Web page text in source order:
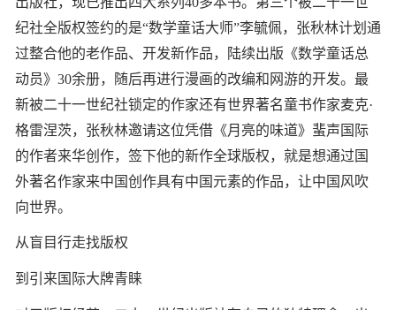
纪社全版权签约的是“数学童话大师”李毓佩，张秋林计划通
过整合他的老作品、开发新作品，陆续出版《数学童话总
动员》30余册，随后再进行漫画的改编和网游的开发。最
新被二十一世纪社锁定的作家还有世界著名童书作家麦克·
格雷涅茨，张秋林邀请这位凭借《月亮的味道》蜚声国际
的作者来华创作，签下他的新作全球版权，就是想通过国
外著名作家来中国创作具有中国元素的作品，让中国风吹
向世界。
从盲目行走找版权
到引来国际大牌青睐